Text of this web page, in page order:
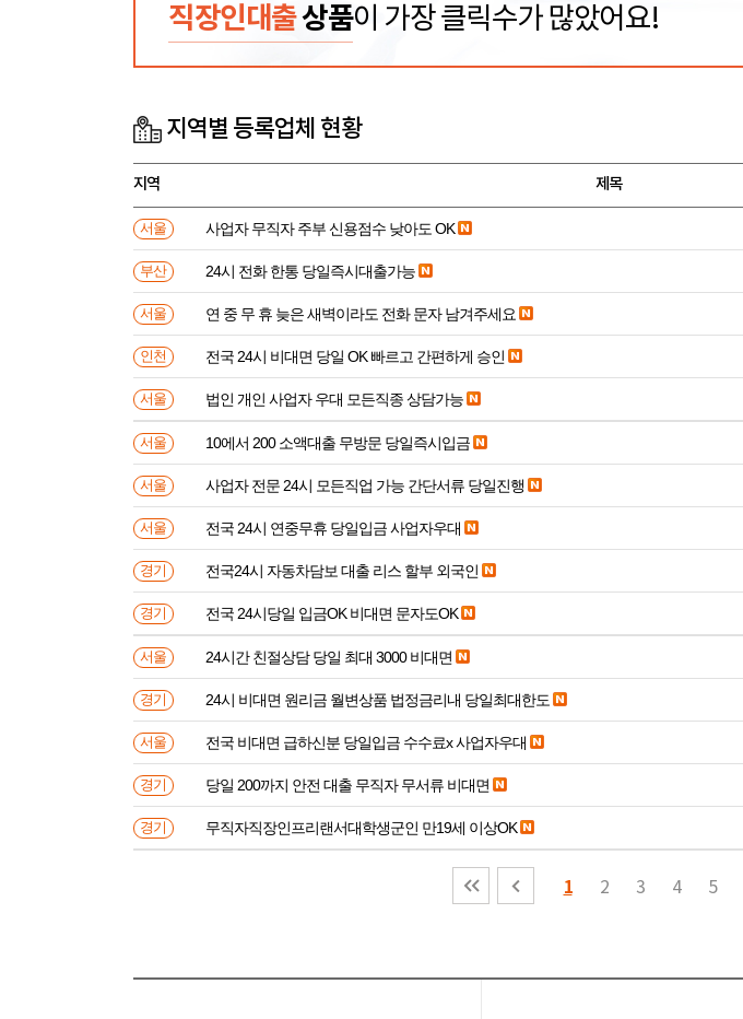
직장인대출상품이 가장 클릭수가 많았어요!
지역별 등록업체 현황
지역 제목
서울 사업자 무직자 주부 신용점수 낮아도 OK
부산 24시 전화 한통 당일즉시대출가능
서울 연 중 무 휴 늦은 새벽이라도 전화 문자 남겨주세요
인천 전국 24시 비대면 당일 OK 빠르고 간편하게 승인
서울 법인 개인 사업자 우대 모든직종 상담가능
서울 10에서 200 소액대출 무방문 당일즉시입금
서울 사업자 전문 24시 모든직업 가능 간단서류 당일진행
서울 전국 24시 연중무휴 당일입금 사업자우대
경기 전국24시 자동차담보 대출 리스 할부 외국인
경기 전국 24시당일 입금OK 비대면 문자도OK
서울 24시간 친절상담 당일 최대 3000 비대면
경기 24시 비대면 원리금 월변상품 법정금리내 당일최대한도
서울 전국 비대면 급하신분 당일입금 수수료x 사업자우대
경기 당일 200까지 안전 대출 무직자 무서류 비대면
경기 무직자직장인프리랜서대학생군인 만19세 이상OK
1 2 3 4 5